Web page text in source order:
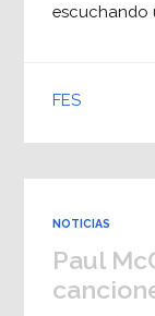
escuchando
FES
NOTICIAS
Paul